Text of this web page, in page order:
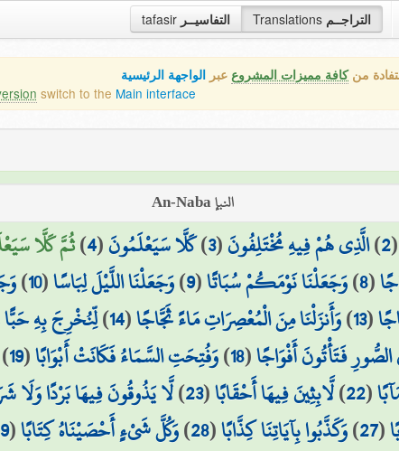
tafasir التفاسيــر Translations التراجــم
منكافة مميزات المشروع عبر الواجهة الرئيسية
switch to the Main interface
النبإ An-Naba
(
2
)الَّذِي هُمْ فِيهِ مُخْتَلِفُونَ(
3
)كَلَّا سَيَعْلَمُونَ(
4
)ثُمَّ كَلَّا
(
8
)وَجَعَلْنَا نَوْمَكُمْ سُبَاتًا(
9
)وَجَعَلْنَا اللَّيْلَ لِبَاسًا(
10
)
(
13
)وَأَنزَلْنَا مِنَ الْمُعْصِرَاتِ مَاءً ثَجَّاجًا(
14
)لِّنُخْرِجَ بِهِ حَبًّا
فَتَأْتُونَ أَفْوَاجًا(
18
)وَفُتِحَتِ السَّمَاءُ فَكَانَتْ أَبْوَابًا(
19
(
22
)لَّابِثِينَ فِيهَا أَحْقَابًا(
23
)لَّا يَذُوقُونَ فِيهَا بَرْدًا وَلَا
(
27
)وَكَذَّبُوا بِآيَاتِنَا كِذَّابًا(
28
)وَكُلَّ شَيْءٍ أَحْصَيْنَاهُ كِتَابًا(